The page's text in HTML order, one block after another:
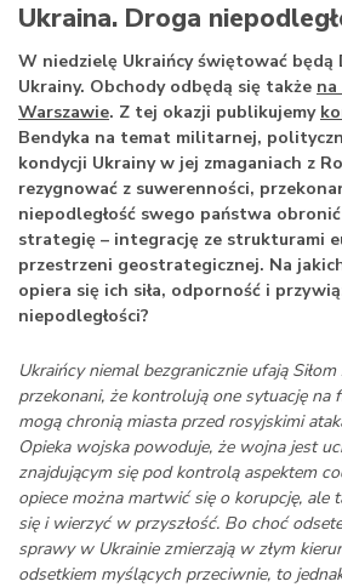
Ukraina. Droga
W niedzielę Ukraińcy świętować będą
Ukrainy. Obchody odbędą się także na
Warszawie. Z tej okazji publikujemy
Bendyka na temat militarnej,
kondycji Ukrainy w jej zmaganiach z
rezygnować z suwerenności,
niepodległość swego państwa
strategię – integrację ze strukturami
przestrzeni geostrategicznej. Na
opiera się ich siła, odporność i
niepodległości?
Ukraińcy niemal bezgranicznie ufają
przekonani, że kontrolują one sytuację na
mogą chronią miasta przed rosyjskimi
Opieka wojska powoduje, że wojna jest
znajdującym się pod kontrolą aspektem
opiece można martwić się o korupcję, ale
się i wierzyć w przyszłość. Bo choć
sprawy w Ukrainie zmierzają w złym
odsetkiem myślących przeciwnie, to